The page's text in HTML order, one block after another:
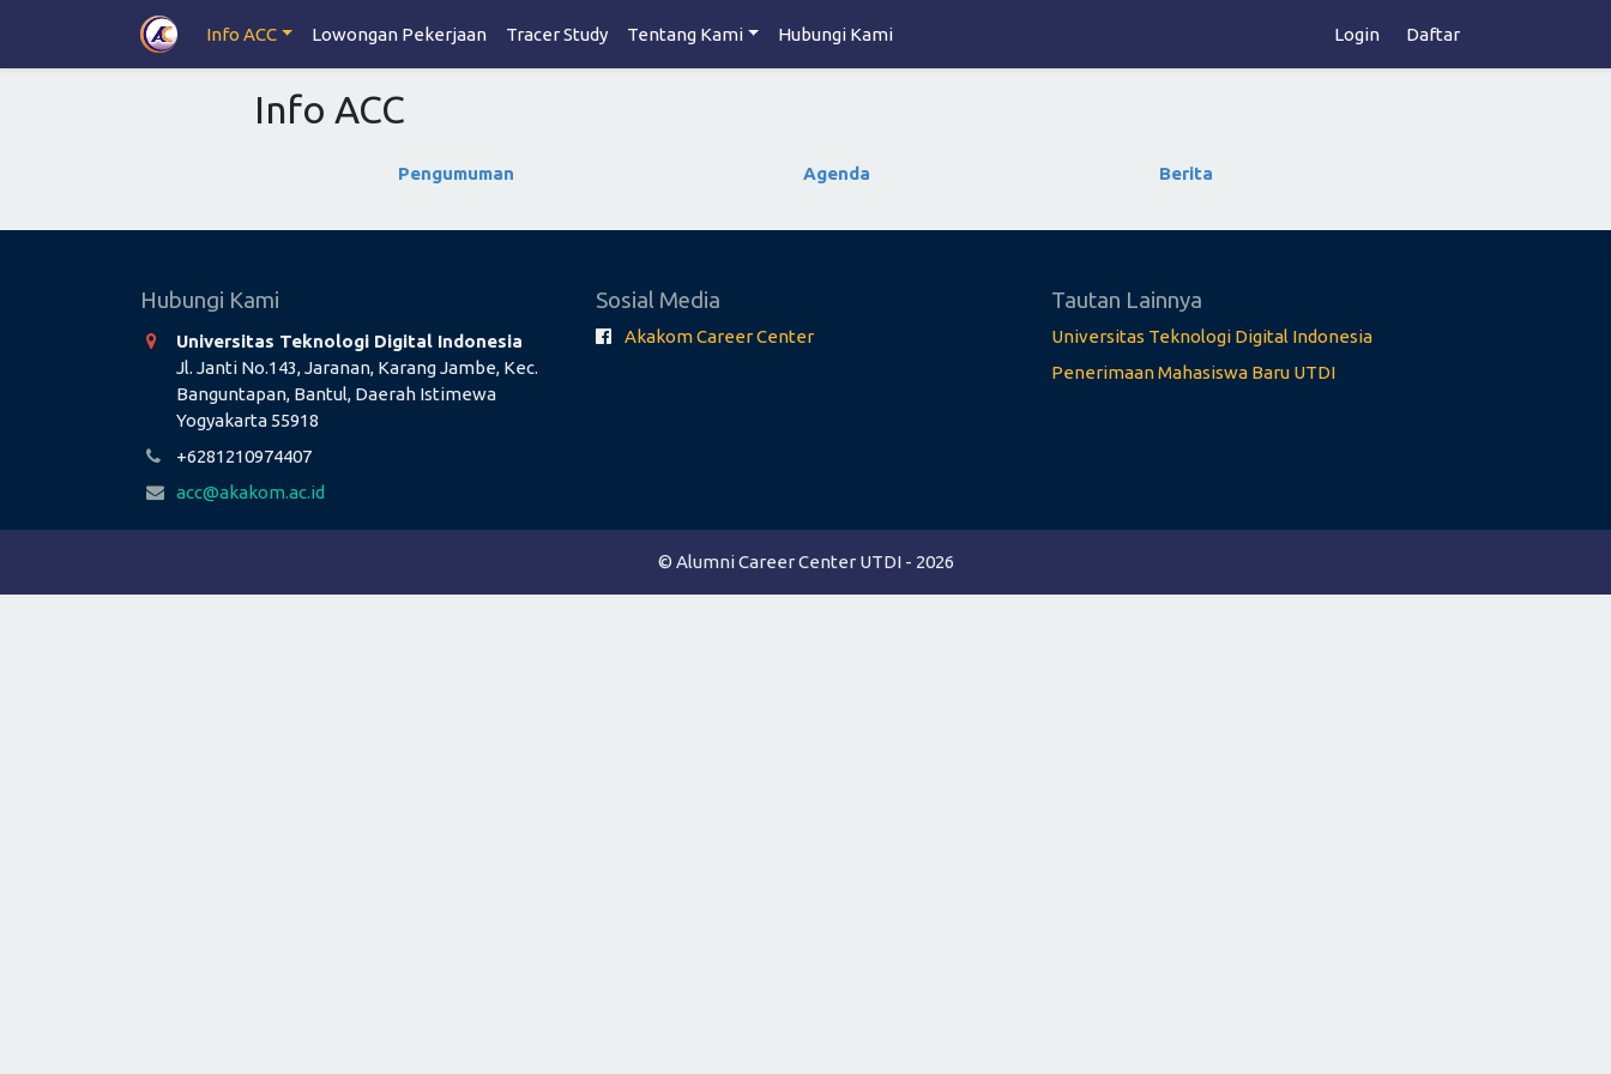
Info ACC Lowongan Pekerjaan Tracer Study Tentang Kami Hubungi Kami Login Daftar
Info ACC
Pengumuman Agenda Berita
Hubungi Kami
Universitas Teknologi Digital Indonesia
Jl. Janti No.143, Jaranan, Karang Jambe, Kec.
Banguntapan, Bantul, Daerah Istimewa
Yogyakarta 55918
+6281210974407
acc@akakom.ac.id
Sosial Media
Akakom Career Center
Tautan Lainnya
Universitas Teknologi Digital Indonesia
Penerimaan Mahasiswa Baru UTDI
© Alumni Career Center UTDI - 2026